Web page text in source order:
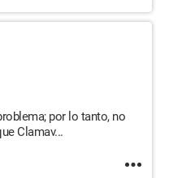
por lo tanto, no
Clamav...